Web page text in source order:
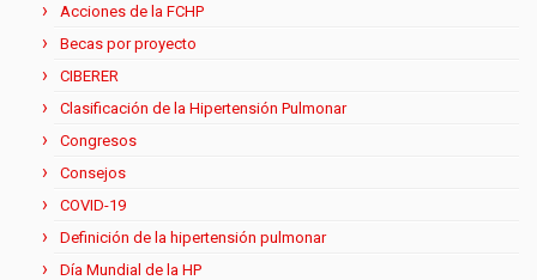
Acciones de la FCHP
Becas por proyecto
CIBERER
Clasificación de la Hipertensión Pulmonar
Congresos
Consejos
COVID-19
Definición de la hipertensión pulmonar
Día Mundial de la HP